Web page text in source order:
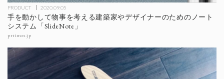
PRODUCT 2020.09.05
手を動かして物事を考える建築家やデザイナーのためのノート
システム「SlideNote」
prtimes.jp